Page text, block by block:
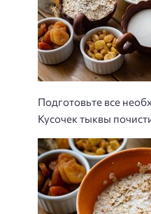
Подготовьте все
Кусочек тыквы